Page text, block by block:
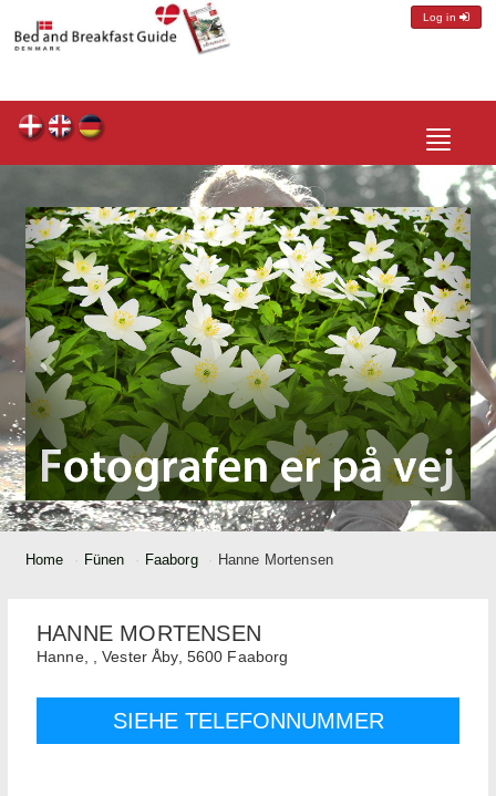
Log in
Toggle
Home Fünen Faaborg Hanne Mortensen
HANNE MORTENSEN
Hanne, , Vester Åby, 5600 Faaborg
SIEHE TELEFONNUMMER